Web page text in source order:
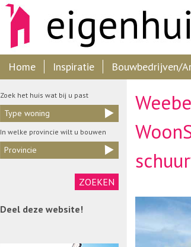
Home Inspiratie Bouwbedrijven/
Zoek het huis wat bij u past
Type woning
In welke provincie wilt u bouwen
Provincie
Deel deze website!